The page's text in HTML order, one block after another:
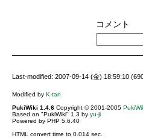
コメント
Last-modified: 2007-09-14 (金) 18:59:10
Modified by K-tan
PukiWiki 1.4.6Copyright © 2001-2005
Based on "PukiWiki" 1.3 by yu-ji
Powered by PHP 5.6.40
HTML convert time to 0.014 sec.